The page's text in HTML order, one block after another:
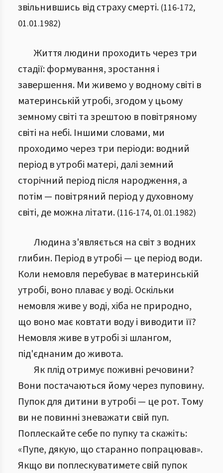
звільнившись від страху смерті. (116-172,
01.01.1982)
Життя людини проходить через три
стадії: формування, зростання і
завершення. Ми живемо у водному світі в
материнській утробі, згодом у цьому
земному світі та зрештою в повітряному
світі на небі. Іншими словами, ми
проходимо через три періоди: водний
період в утробі матері, далі земний
сторічний період після народження, а
потім — повітряний період у духовному
світі, де можна літати. (116-174, 01.01.1982)
Людина з'являється на світ з водних
глибин. Період в утробі — це період води.
Коли немовля перебуває в материнській
утробі, воно плаває у воді. Оскільки
немовля живе у воді, хіба не природно,
що воно має ковтати воду і виводити її?
Немовля живе в утробі зі шлангом,
під'єднаним до живота.
Як плід отримує поживні речовини?
Вони постачаються йому через пуповину.
Пупок для дитини в утробі — це рот. Тому
ви не повинні зневажати свій пуп.
Поплескайте себе по пупку та скажіть:
«Пупе, дякую, що старанно попрацював».
Якщо ви поплескуватимете свій пупок